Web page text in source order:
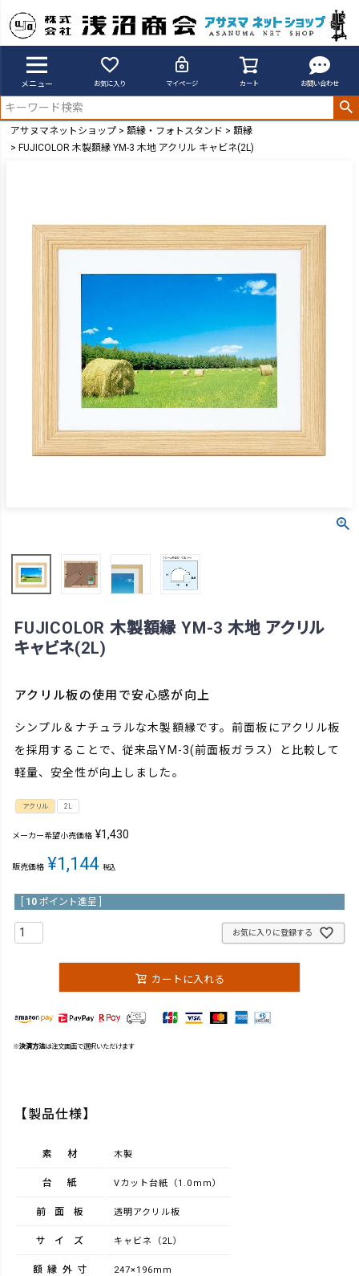
メニュー お気に入り マイページ カート お問い合わせ
アサヌマネットショップ 額縁・フォトスタンド
額縁
FUJICOLOR 木製額縁 YM-3 木地 アクリル キャビネ(2L)
FUJICOLOR 木製額縁 YM-3 木地 アクリル
キャビネ(2L)
アクリル板の使用で安心感が向上
シンプル＆ナチュラルな木製額縁です。前面板にアクリル板
を採用することで、従来品YM-3(前面板ガラス）と比較して
軽量、安全性が向上しました。
アクリル 2L
メーカー希望小売価格 ¥1,430
販売価格 ¥1,144 税込
10 ポイント進呈 ]
お気に入りに登録する
カートに入れる
※決済方法は注文画面で選択いただけます
【製品仕様】
素材 木製
台紙 Vカット台紙（1.0mm）
前面板 透明アクリル板
サイズ キャビネ（2L）
額縁外寸 247×196mm